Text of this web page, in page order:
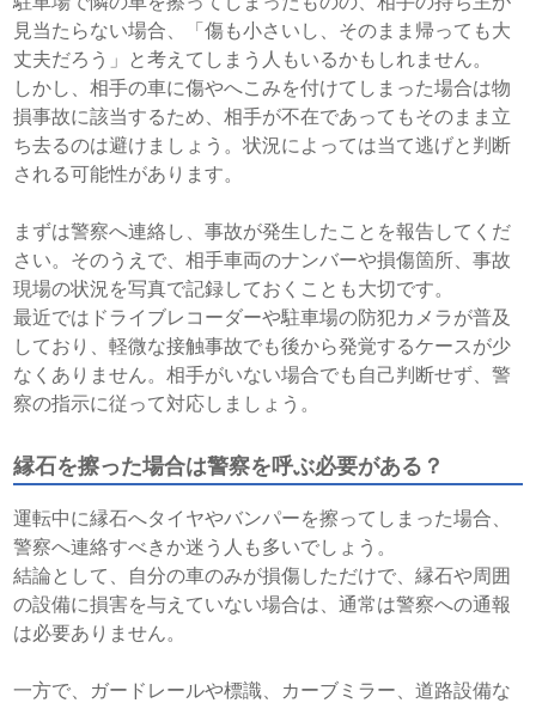
見当たらない場合、「傷も小さいし、そのまま帰っても大
丈夫だろう」と考えてしまう人もいるかもしれません。
しかし、相手の車に傷やへこみを付けてしまった場合は物
損事故に該当するため、相手が不在であってもそのまま立
ち去るのは避けましょう。状況によっては当て逃げと判断
される可能性があります。
まずは警察へ連絡し、事故が発生したことを報告してくだ
さい。そのうえで、相手車両のナンバーや損傷箇所、事故
現場の状況を写真で記録しておくことも大切です。
最近ではドライブレコーダーや駐車場の防犯カメラが普及
しており、軽微な接触事故でも後から発覚するケースが少
なくありません。相手がいない場合でも自己判断せず、警
察の指示に従って対応しましょう。
縁石を擦った場合は警察を呼ぶ必要がある？
運転中に縁石へタイヤやバンパーを擦ってしまった場合、
警察へ連絡すべきか迷う人も多いでしょう。
結論として、自分の車のみが損傷しただけで、縁石や周囲
の設備に損害を与えていない場合は、通常は警察への通報
は必要ありません。
一方で、ガードレールや標識、カーブミラー、道路設備な